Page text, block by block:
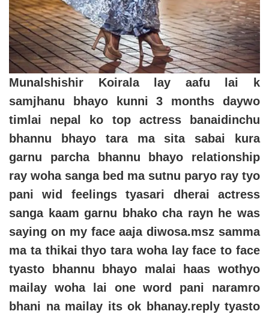
Munalshishir Koirala lay aafu lai k
samjhanu bhayo kunni 3 months daywo
timlai nepal ko top actress banaidinchu
bhannu bhayo tara ma sita sabai kura
garnu parcha bhannu bhayo relationship
ray woha sanga bed ma sutnu paryo ray tyo
pani wid feelings tyasari dherai actress
sanga kaam garnu bhako cha rayn he was
saying on my face aaja diwosa.msz samma
ma ta thikai thyo tara woha lay face to face
tyasto bhannu bhayo malai haas wothyo
mailay woha lai one word pani naramro
bhani na mailay its ok bhanay.reply tyasto